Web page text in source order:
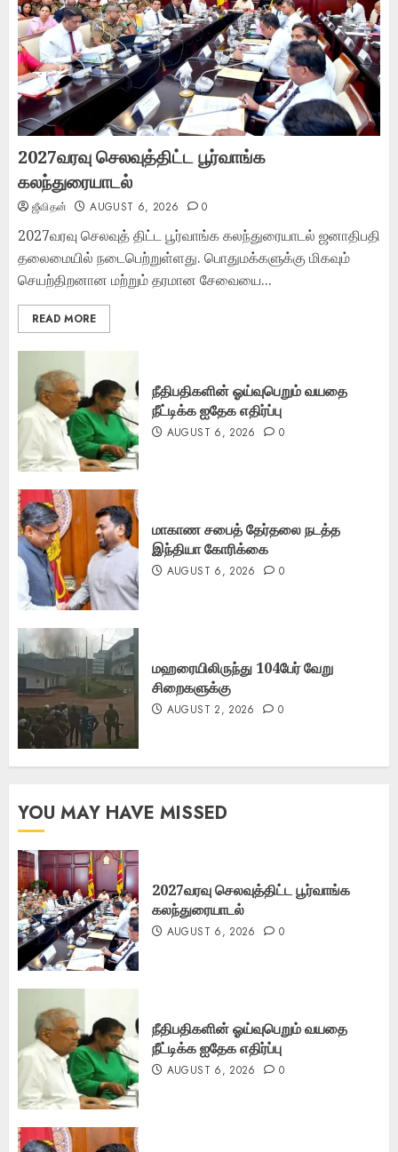
2027வரவு செலவுத்திட்ட பூர்வாங்க
கலந்துரையாடல்
ஜீவிதன் AUGUST 6, 2026 0
2027வரவு செலவுத் திட்ட பூர்வாங்க கலந்துரையாடல் ஜனாதிபதி
தலைமையில் நடைபெற்றுள்ளது. பொதுமக்களுக்கு மிகவும்
செயற்திறனான மற்றும் தரமான சேவையை...
READ MORE
நீதிபதிகளின் ஓய்வுபெறும் வயதை
நீட்டிக்க ஐதேக எதிர்ப்பு
AUGUST 6, 2026 0
மாகாண சபைத் தேர்தலை நடத்த
இந்தியா கோரிக்கை
AUGUST 6, 2026 0
மஹரையிலிருந்து 104பேர் வேறு
சிறைகளுக்கு
AUGUST 2, 2026 0
YOU MAY HAVE MISSED
2027வரவு செலவுத்திட்ட பூர்வாங்க
கலந்துரையாடல்
AUGUST 6, 2026 0
நீதிபதிகளின் ஓய்வுபெறும் வயதை
நீட்டிக்க ஐதேக எதிர்ப்பு
AUGUST 6, 2026 0